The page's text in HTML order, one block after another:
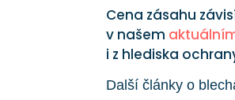
Cena zásahu
v našem
i z hlediska
Další články o